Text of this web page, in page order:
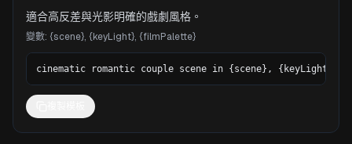
適合高反差與光影明確的戲劇風格。
變數: {scene}, {keyLight}, {filmPalette}
cinematic romantic couple scene in {scene}, {keyLight},